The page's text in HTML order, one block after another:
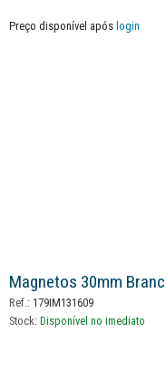
Preço disponível após login
Magnetos 30mm
Ref.: 179IM131609
Stock: Disponível no imediato